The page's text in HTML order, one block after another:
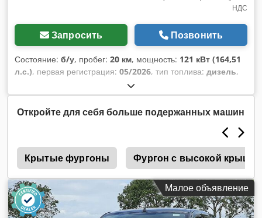
НДС
Запросить Позвонить
Состояние: б/у, пробег: 20 км, мощность: 121 кВт (164,51
л.с.), первая регистрация: 05/2026, тип топлива: дизель,
белый
механический, количество мест:3, общая длина:6 950
мм, общая ширина:2 150 мм , общая высота:3 300 мм,
длина грузового отсека:
, ширина пространства
2 201 мм,
Оборудование:ABS, гидроборт, кондиционер,
навигационная система, сажевый фильтр,
центральный замок, электронная программа
стабилизации (ESP),
Откройте для себя больше подержанных машин
Крытые фургоны Фургон с высокой
Малое объявление